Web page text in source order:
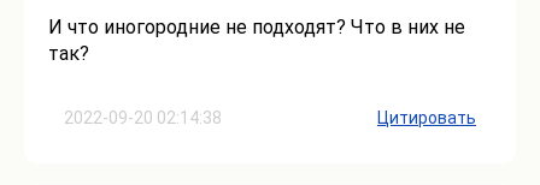
2022-09-20 02:14:38
И что иногородние не подходят? Что в них не
так?
Цитировать